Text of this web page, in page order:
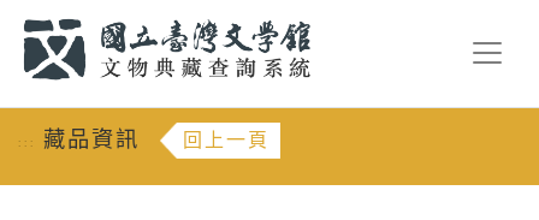
::: 藏品資訊 回上一頁